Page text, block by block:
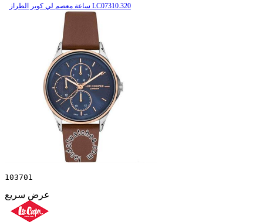
ساعة معصم لي كوبر الطراز LC07310.320
103701
عرض سريع